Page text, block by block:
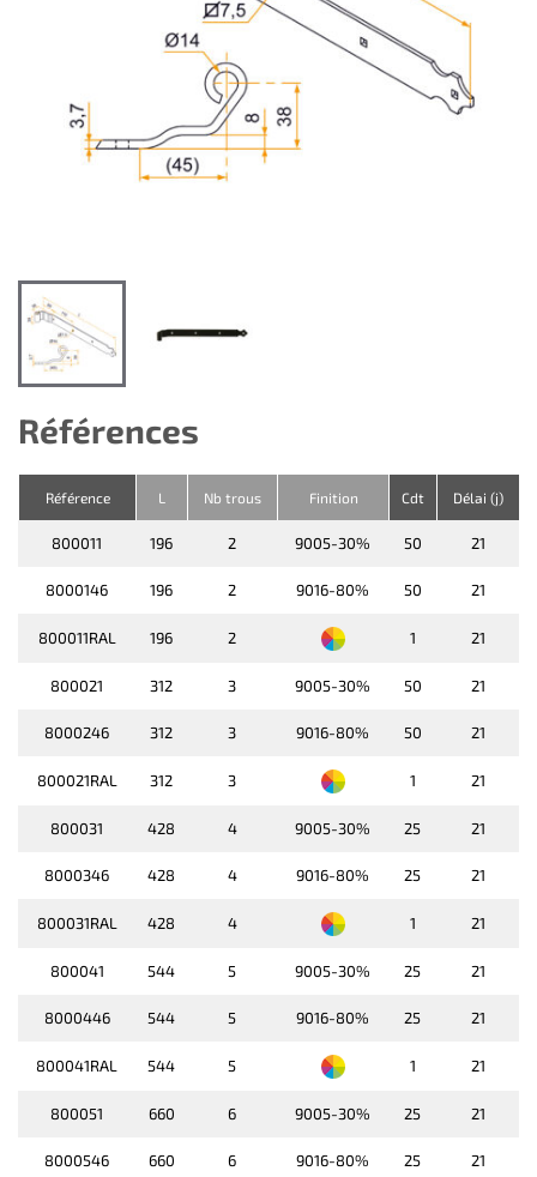
Références
Référence L Nb trous Finition Cdt Délai (j)
800011 196 2 9005-30% 50 21
8000146 196 2 9016-80% 50 21
800011RAL 196 2 1 21
800021 312 3 9005-30% 50 21
8000246 312 3 9016-80% 50 21
800021RAL 312 3 1 21
800031 428 4 9005-30% 25 21
8000346 428 4 9016-80% 25 21
800031RAL 428 4 1 21
800041 544 5 9005-30% 25 21
8000446 544 5 9016-80% 25 21
800041RAL 544 5 1 21
800051 660 6 9005-30% 25 21
8000546 660 6 9016-80% 25 21